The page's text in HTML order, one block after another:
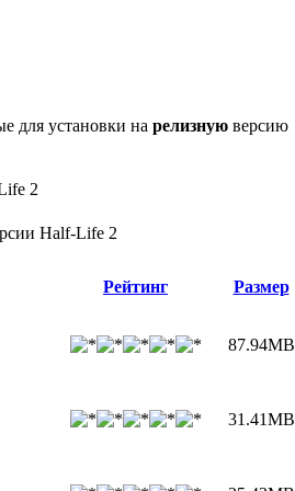
для установки на релизную версию
2
Half-Life 2
Рейтинг Размер
87.94MB
31.41MB